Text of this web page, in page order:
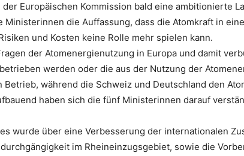
Europäischen Kommission bald eine ambitionierte
die Auffassung, dass die Atomkraft in
und Kosten keine Rolle mehr spielen kann.
der Atomenergienutzung in Europa und damit
werden oder die aus der Nutzung der
während die Schweiz und Deutschland den
haben sich die fünf Ministerinnen darauf
wurde über eine Verbesserung der internationalen
im Rheineinzugsgebiet, sowie die